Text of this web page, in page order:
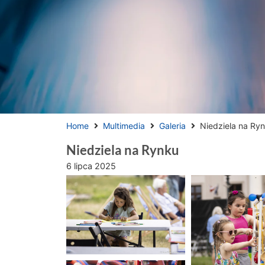
Home Multimedia Galeria Niedziela na
Niedziela na Rynku
6 lipca 2025